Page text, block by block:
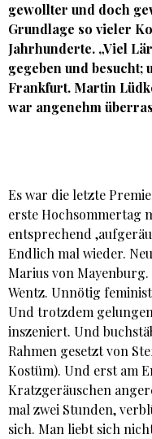
gewollter und doch
Grundlage so vieler
Jahrhunderte. „Viel
gegeben und
Frankfurt. Martin
war angenehm
Es war die letzte
erste Hochsommertag
entsprechend
Endlich mal wieder.
Marius von
Wentz. Unnötig
Und trotzdem
inszeniert. Und
Rahmen gesetzt von
Kostüm). Und erst am
Kratzgeräuschen
mal zwei Stunden,
sich. Man liebt sich